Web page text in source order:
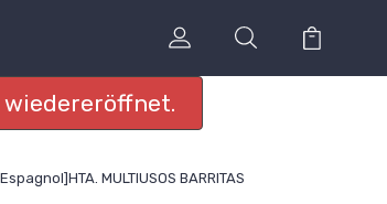
wiedereröffnet.
MULTIUSOS BARRITAS